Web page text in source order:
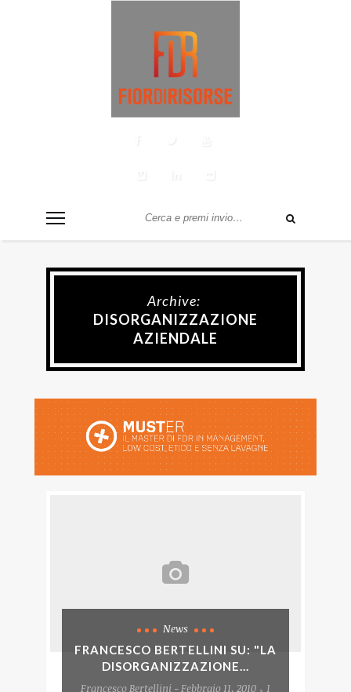
Archive:
DISORGANIZZAZIONE
AZIENDALE
News
FRANCESCO BERTELLINI SU: "LA
DISORGANIZZAZIONE...
Francesco Bertellini - Febbraio 11, 2010
1